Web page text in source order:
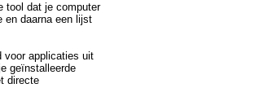
tool dat je computer
en daarna een lijst
voor applicaties uit
geïnstalleerde
directe